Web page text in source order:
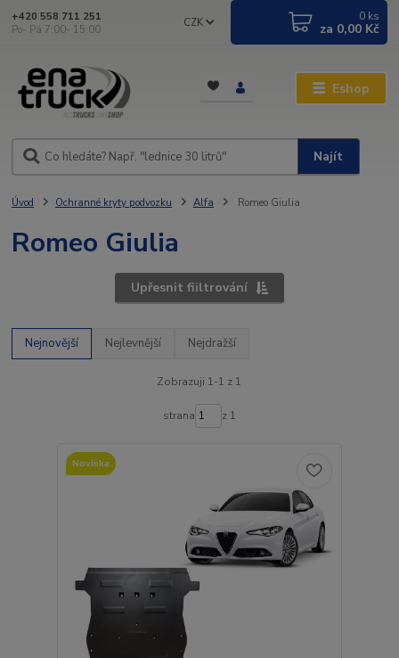
Eshop
CZK
Najít
+420 558 711 251
Po- Pá 7:00- 15:00
0 ks
za 0,00 Kč
Úvod Ochranné kryty podvozku Alfa Romeo Giulia
Romeo Giulia
Upřesnit fiiltrování
Nejnovější Nejlevnější Nejdražší
Zobrazuji 1-1 z 1
strana z 1
Novinka